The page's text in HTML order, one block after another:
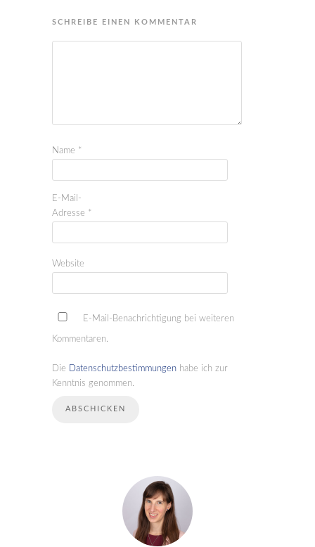
SCHREIBE EINEN KOMMENTAR
Name *
E-Mail-
Adresse *
Website
E-Mail-Benachrichtigung bei weiteren
Kommentaren.
Die Datenschutzbestimmungen habe ich zur
Kenntnis genommen.